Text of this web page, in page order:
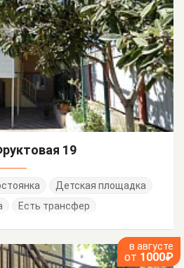
19
Детская площадка
Есть трансфер
в августе
от 1000₽